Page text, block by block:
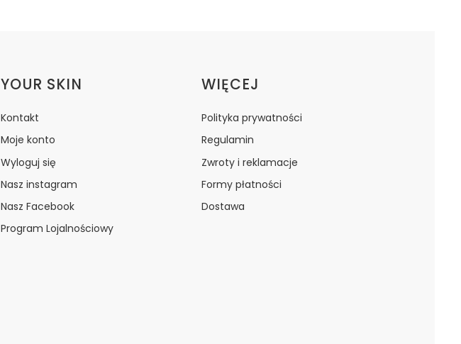
YOUR SKIN
Kontakt
Moje konto
Wyloguj się
Nasz instagram
Nasz Facebook
Program Lojalnościowy
WIĘCEJ
Polityka prywatności
Regulamin
Zwroty i reklamacje
Formy płatności
Dostawa